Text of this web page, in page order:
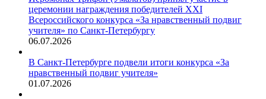
церемонии награждения победителей XXI
Всероссийского конкурса «За нравственный подвиг
учителя» по Санкт-Петербургу
06.07.2026
В Санкт-Петербурге подвели итоги конкурса «За
нравственный подвиг учителя»
01.07.2026